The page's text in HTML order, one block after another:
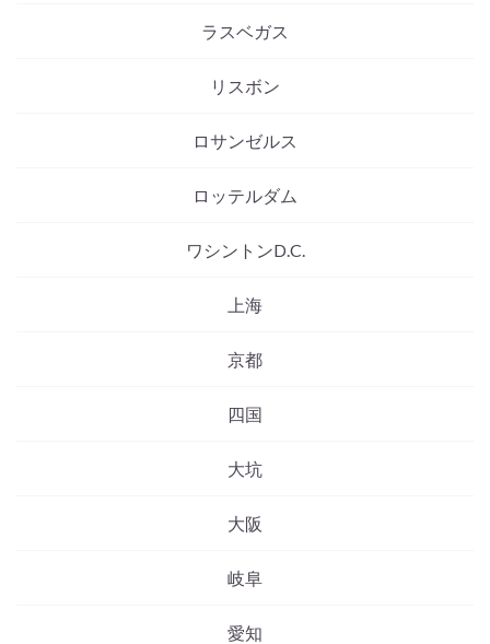
ラスベガス
リスボン
ロサンゼルス
ロッテルダム
ワシントンD.C.
上海
京都
四国
大坑
大阪
岐阜
愛知